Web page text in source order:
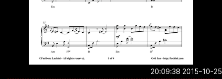
2015-10-25